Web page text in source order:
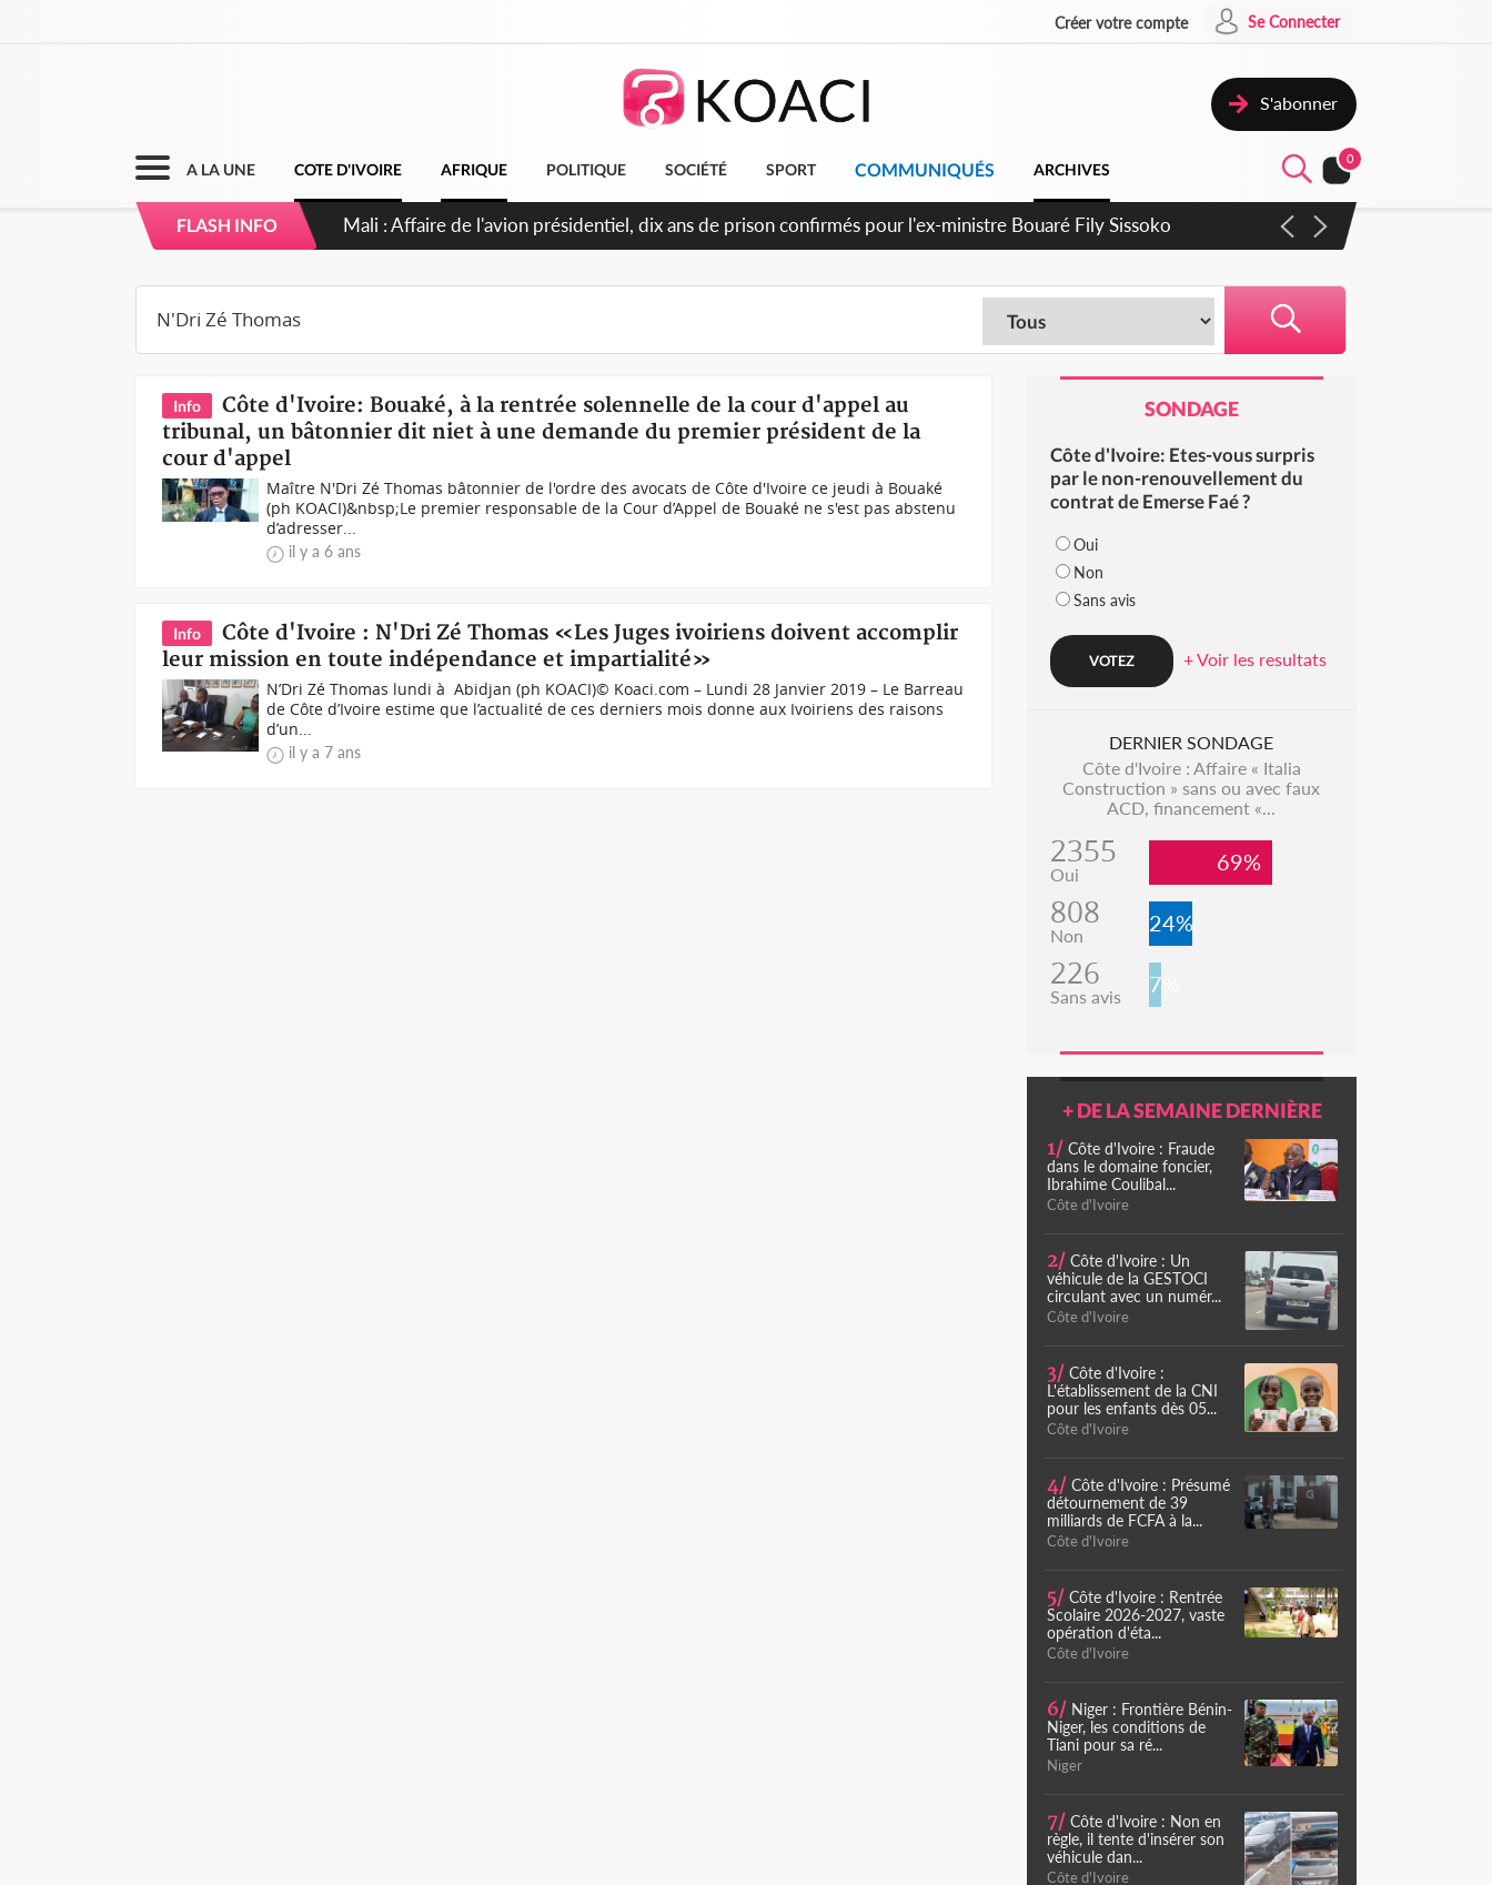
Créer votre compte Se Connecter
S'abonner
A LA UNE COTE D'IVOIRE AFRIQUE POLITIQUE SOCIÉTÉ SPORT COMMUNIQUÉS ARCHIVES
0
FLASH INFO Mali : Affaire de l'avion présidentiel, dix ans de prison confirmés pour l'ex-ministre Bouaré Fily Sissoko
Info
Côte d'Ivoire: Bouaké, à la rentrée solennelle de la cour d'appel au
tribunal, un bâtonnier dit niet à une demande du premier président de la
cour d'appel
Maître N'Dri Zé Thomas bâtonnier de l'ordre des avocats de Côte d'Ivoire ce jeudi à Bouaké
(ph KOACI)&nbsp;Le premier responsable de la Cour d’Appel de Bouaké ne s'est pas abstenu
d’adresser...
il y a 6 ans
Info
Côte d'Ivoire : N'Dri Zé Thomas «Les Juges ivoiriens doivent accomplir
leur mission en toute indépendance et impartialité»
N’Dri Zé Thomas lundi à Abidjan (ph KOACI)© Koaci.com – Lundi 28 Janvier 2019 – Le Barreau
de Côte d’Ivoire estime que l’actualité de ces derniers mois donne aux Ivoiriens des raisons
d’un...
il y a 7 ans
SONDAGE
Côte d'Ivoire: Etes-vous surpris
par le non-renouvellement du
contrat de Emerse Faé ?
Oui
Non
Sans avis
+ Voir les resultats
DERNIER SONDAGE
Côte d'Ivoire : Affaire « Italia
Construction » sans ou avec faux
ACD, financement «...
2355
Oui 69%
808
Non 24%
226
Sans avis 7%
+ DE LA SEMAINE DERNIÈRE
1/ Côte d'Ivoire : Fraude
dans le domaine foncier,
Ibrahime Coulibal...
Côte d'Ivoire
2/ Côte d'Ivoire : Un
véhicule de la GESTOCI
circulant avec un numér...
Côte d'Ivoire
3/ Côte d'Ivoire :
L'établissement de la CNI
pour les enfants dès 05...
Côte d'Ivoire
4/ Côte d'Ivoire : Présumé
détournement de 39
milliards de FCFA à la...
Côte d'Ivoire
5/ Côte d'Ivoire : Rentrée
Scolaire 2026-2027, vaste
opération d'éta...
Côte d'Ivoire
6/ Niger : Frontière Bénin-
Niger, les conditions de
Tiani pour sa ré...
Niger
7/ Côte d'Ivoire : Non en
règle, il tente d'insérer son
véhicule dan...
Côte d'Ivoire